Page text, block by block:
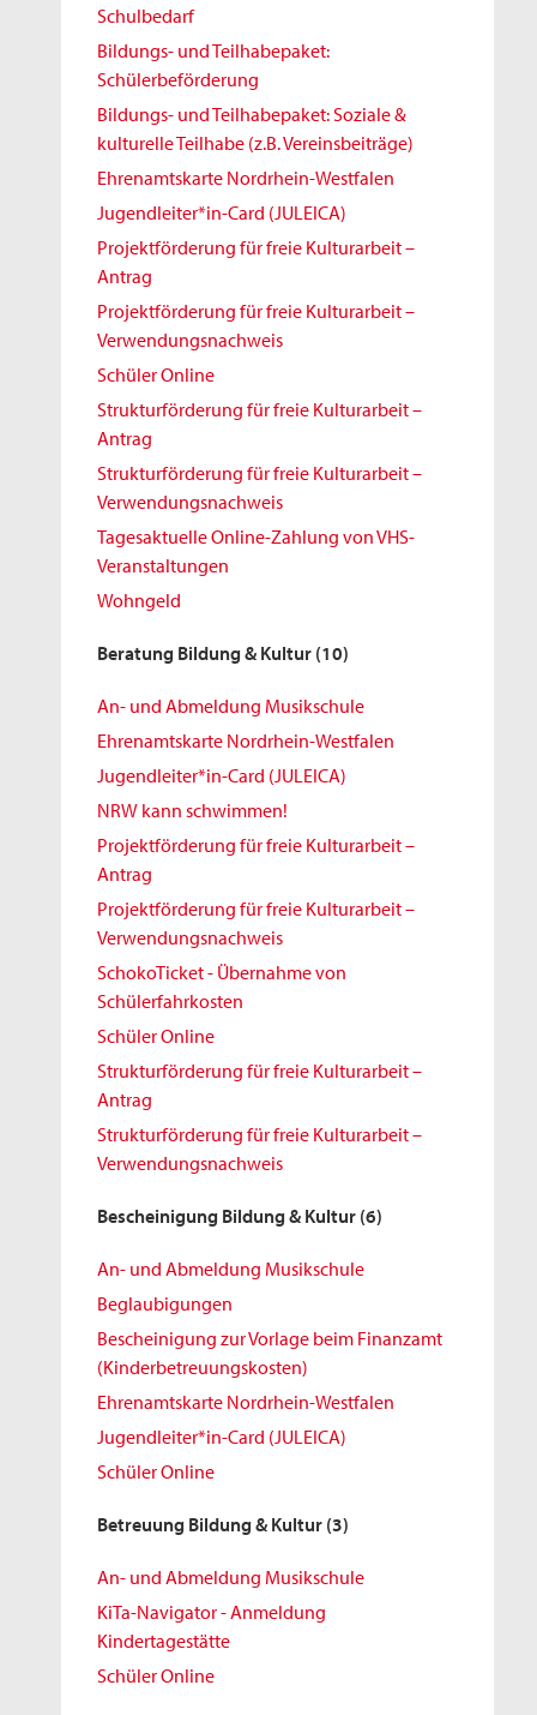
Schulbedarf
Bildungs- und Teilhabepaket:
Schülerbeförderung
Bildungs- und Teilhabepaket: Soziale &
kulturelle Teilhabe (z.B. Vereinsbeiträge)
Ehrenamtskarte Nordrhein-Westfalen
Jugendleiter*in-Card (JULEICA)
Projektförderung für freie Kulturarbeit –
Antrag
Projektförderung für freie Kulturarbeit –
Verwendungsnachweis
Schüler Online
Strukturförderung für freie Kulturarbeit –
Antrag
Strukturförderung für freie Kulturarbeit –
Verwendungsnachweis
Tagesaktuelle Online-Zahlung von VHS-
Veranstaltungen
Wohngeld
Beratung Bildung & Kultur (10)
An- und Abmeldung Musikschule
Ehrenamtskarte Nordrhein-Westfalen
Jugendleiter*in-Card (JULEICA)
NRW kann schwimmen!
Projektförderung für freie Kulturarbeit –
Antrag
Projektförderung für freie Kulturarbeit –
Verwendungsnachweis
SchokoTicket - Übernahme von
Schülerfahrkosten
Schüler Online
Strukturförderung für freie Kulturarbeit –
Antrag
Strukturförderung für freie Kulturarbeit –
Verwendungsnachweis
Bescheinigung Bildung & Kultur (6)
An- und Abmeldung Musikschule
Beglaubigungen
Bescheinigung zur Vorlage beim Finanzamt
(Kinderbetreuungskosten)
Ehrenamtskarte Nordrhein-Westfalen
Jugendleiter*in-Card (JULEICA)
Schüler Online
Betreuung Bildung & Kultur (3)
An- und Abmeldung Musikschule
KiTa-Navigator - Anmeldung
Kindertagestätte
Schüler Online